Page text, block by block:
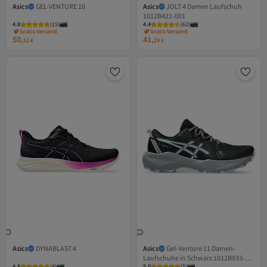
Asics GEL-VENTURE 10
4.8 (15)
Versand Kostenlos
Gratis Versand
Versand Kostenlos
50,52€
Asics
JOLT 4 Damen Laufschuh
1012B421-001
4.4 (62)
Versand Kostenlos
Gratis Versand
Versand Kostenlos
41,29€
Asics DYNABLAST 4 Asics
Gel-Venture 11 Damen-
Laufschuhe in Schwarz 1012B933-